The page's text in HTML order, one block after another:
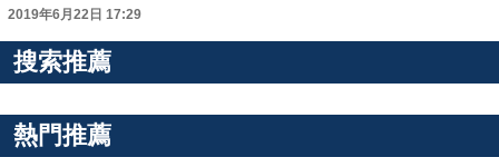
2019年6月22日 17:29
搜索推薦
熱門推薦